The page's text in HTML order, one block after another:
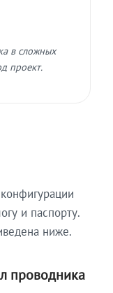
в сложных
проект.
и паспорту.
ниже.
проводника